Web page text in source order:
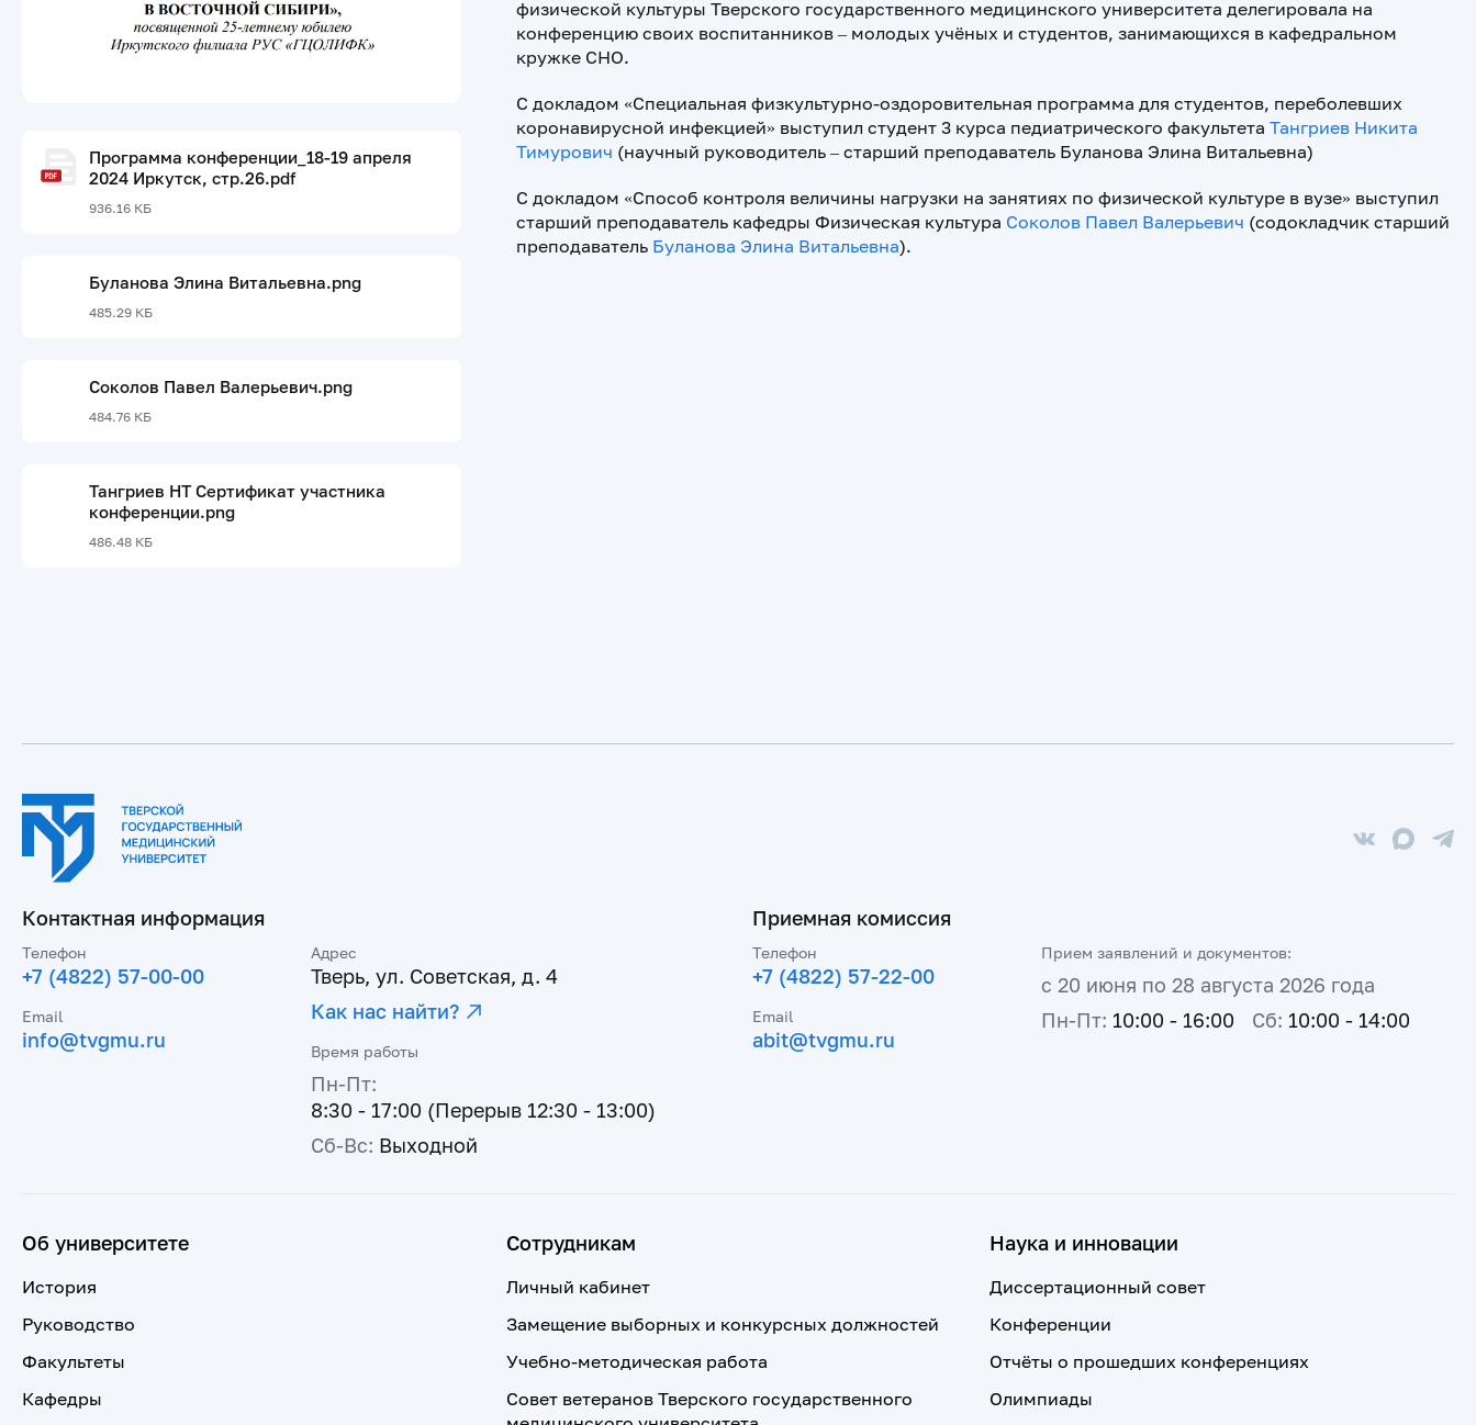
Программа конференции_18-19 апреля
2024 Иркутск, стр.26.pdf
936.16 КБ
Буланова Элина Витальевна.png
485.29 КБ
Соколов Павел Валерьевич.png
484.76 КБ
Тангриев НТ Сертификат участника
конференции.png
486.48 КБ
физической культуры Тверского государственного медицинского университета делегировала на
конференцию своих воспитанников – молодых учёных и студентов, занимающихся в кафедральном
кружке СНО.
С докладом «Специальная физкультурно-оздоровительная программа для студентов, переболевших
коронавирусной инфекцией» выступил студент 3 курса педиатрического факультета Тангриев Никита
Тимурович (научный руководитель – старший преподаватель Буланова Элина Витальевна)
С докладом «Способ контроля величины нагрузки на занятиях по физической культуре в вузе» выступил
старший преподаватель кафедры Физическая культура Соколов Павел Валерьевич (содокладчик старший
преподаватель Буланова Элина Витальевна).
Контактная информация
Телефон
+7 (4822) 57-00-00
Email
info@tvgmu.ru
Адрес
Тверь, ул. Советская, д. 4
Как нас найти?
Время работы
Пн-Пт:
8:30 - 17:00 (Перерыв 12:30 - 13:00)
Сб-Вс: Выходной
Приемная комиссия
Телефон
+7 (4822) 57-22-00
Email
abit@tvgmu.ru
Прием заявлений и документов:
с 20 июня по 28 августа 2026 года
Пн-Пт: 10:00 - 16:00 Сб: 10:00 - 14:00
Об университете
История
Руководство
Факультеты
Кафедры
Сотрудникам
Личный кабинет
Замещение выборных и конкурсных должностей
Учебно-методическая работа
Совет ветеранов Тверского государственного
Наука и инновации
Диссертационный совет
Конференции
Отчёты о прошедших конференциях
Олимпиады